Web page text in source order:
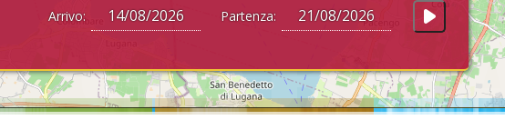
Arrivo: Partenza: